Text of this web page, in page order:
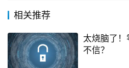
相关推荐
太烧脑了
不信？